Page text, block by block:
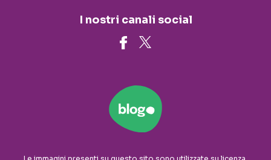
I nostri canali social